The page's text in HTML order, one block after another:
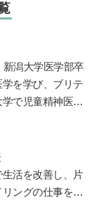
新潟大学医学部卒
を学び、ブリテ
で児童精神医学
で多数の臨床に
、幼稚園、学
会、講演会を40
のまなざし』
活を改善し、片
ングの仕事を開